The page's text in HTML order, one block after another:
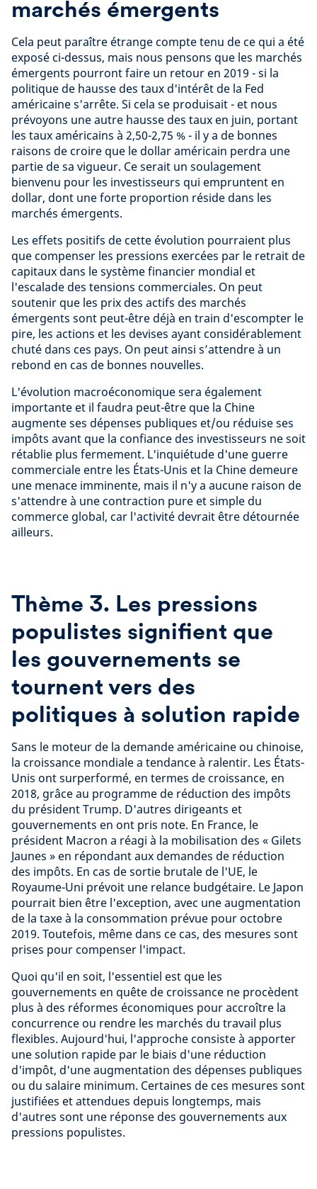
marchés émergents
Cela peut paraître étrange compte tenu de ce qui a été
exposé ci-dessus, mais nous pensons que les marchés
émergents pourront faire un retour en 2019 - si la
politique de hausse des taux d'intérêt de la Fed
américaine s'arrête. Si cela se produisait - et nous
prévoyons une autre hausse des taux en juin, portant
les taux américains à 2,50-2,75 % - il y a de bonnes
raisons de croire que le dollar américain perdra une
partie de sa vigueur. Ce serait un soulagement
bienvenu pour les investisseurs qui empruntent en
dollar, dont une forte proportion réside dans les
marchés émergents.
Les effets positifs de cette évolution pourraient plus
que compenser les pressions exercées par le retrait de
capitaux dans le système financier mondial et
l'escalade des tensions commerciales. On peut
soutenir que les prix des actifs des marchés
émergents sont peut-être déjà en train d'escompter le
pire, les actions et les devises ayant considérablement
chuté dans ces pays. On peut ainsi s’attendre à un
rebond en cas de bonnes nouvelles.
L'évolution macroéconomique sera également
importante et il faudra peut-être que la Chine
augmente ses dépenses publiques et/ou réduise ses
impôts avant que la confiance des investisseurs ne soit
rétablie plus fermement. L'inquiétude d'une guerre
commerciale entre les États-Unis et la Chine demeure
une menace imminente, mais il n'y a aucune raison de
s'attendre à une contraction pure et simple du
commerce global, car l'activité devrait être détournée
ailleurs.
Thème 3. Les pressions
populistes signifient que
les gouvernements se
tournent vers des
politiques à solution rapide
Sans le moteur de la demande américaine ou chinoise,
la croissance mondiale a tendance à ralentir. Les États-
Unis ont surperformé, en termes de croissance, en
2018, grâce au programme de réduction des impôts
du président Trump. D'autres dirigeants et
gouvernements en ont pris note. En France, le
président Macron a réagi à la mobilisation des « Gilets
Jaunes » en répondant aux demandes de réduction
des impôts. En cas de sortie brutale de l'UE, le
Royaume-Uni prévoit une relance budgétaire. Le Japon
pourrait bien être l'exception, avec une augmentation
de la taxe à la consommation prévue pour octobre
2019. Toutefois, même dans ce cas, des mesures sont
prises pour compenser l'impact.
Quoi qu'il en soit, l'essentiel est que les
gouvernements en quête de croissance ne procèdent
plus à des réformes économiques pour accroître la
concurrence ou rendre les marchés du travail plus
flexibles. Aujourd'hui, l'approche consiste à apporter
une solution rapide par le biais d'une réduction
d'impôt, d'une augmentation des dépenses publiques
ou du salaire minimum. Certaines de ces mesures sont
justifiées et attendues depuis longtemps, mais
d'autres sont une réponse des gouvernements aux
pressions populistes.